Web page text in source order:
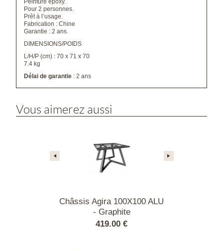
Peinture époxy.
Pour 2 personnes.
Prêt à l’usage.
Fabrication : Chine
Garantie : 2 ans.
DIMENSIONS/POIDS
L/H/P (cm) : 70 x 71 x 70
7.4 kg
Délai de garantie : 2 ans
Vous aimerez aussi
Châssis Agira 100X100 ALU
- Graphite
419.00 €